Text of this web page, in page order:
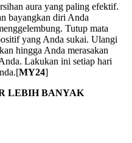
aura yang paling efektif.
bayangkan diri Anda
Tutup mata
yang Anda sukai. Ulangi
hingga Anda merasakan
Lakukan ini setiap hari
MY24]
LEBIH BANYAK